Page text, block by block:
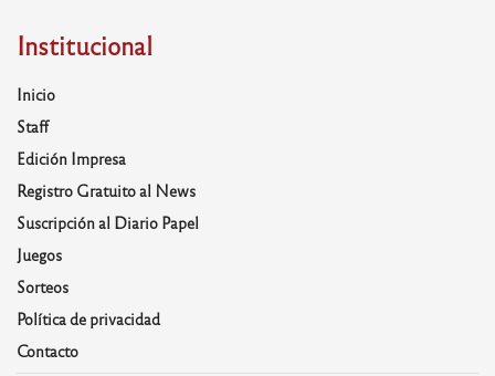
Institucional
Inicio
Staff
Edición Impresa
Registro Gratuito al News
Suscripción al Diario Papel
Juegos
Sorteos
Política de privacidad
Contacto